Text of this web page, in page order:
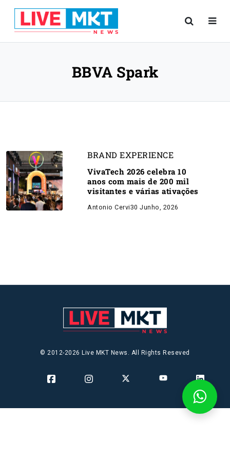
BBVA Spark
BRAND EXPERIENCE
VivaTech 2026 celebra 10
anos com mais de 200 mil
visitantes e várias ativações
Antonio Cervi30 Junho, 2026
© 2012-2026 Live MKT News. All Rights Reseved